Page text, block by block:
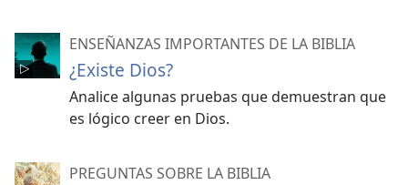
ENSEÑANZAS IMPORTANTES DE LA BIBLIA
¿Existe Dios?
Analice algunas pruebas que demuestran que
es lógico creer en Dios.
PREGUNTAS SOBRE LA BIBLIA